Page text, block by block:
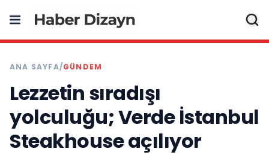
ANA SAYFA/GÜNDEM
Lezzetin sıradışı
yolculuğu; Verde İstanbul
Steakhouse açılıyor